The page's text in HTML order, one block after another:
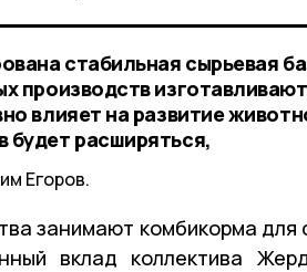
стабильная сырьевая
производств
влияет на развитие
будет расширяться,
Егоров.
занимают комбикорма для
вклад коллектива